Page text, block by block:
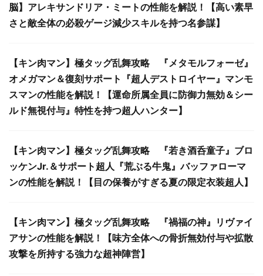
脳】アレキサンドリア・ミートの性能を解説！【高い素早
さと敵全体の必殺ゲージ減少スキルを持つ名参謀】
【キン肉マン】極タッグ乱舞攻略 『メタモルフォーゼ』
オメガマン＆復刻サポート『超人デストロイヤー』マンモ
スマンの性能を解説！【運命所属全員に防御力無効＆シー
ルド無視付与』特性を持つ超人ハンター】
【キン肉マン】極タッグ乱舞攻略 『若き酒呑童子』ブロ
ッケンJr.＆サポート超人『荒ぶる牛鬼』バッファローマ
ンの性能を解説！【目の保養がすぎる夏の限定衣装超人】
【キン肉マン】極タッグ乱舞攻略 『禍福の神』リヴァイ
アサンの性能を解説！【味方全体への骨折無効付与や拡散
攻撃を所持する強力な超神陣営】